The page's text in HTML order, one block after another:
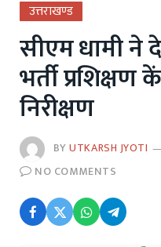
उत्तराखण्ड
सीएम धामी ने
भर्ती प्रशिक्षण
निरीक्षण
BYUTKARSH JYOTI
NO COMMENTS